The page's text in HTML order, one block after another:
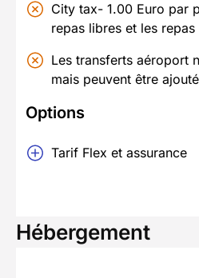
City tax- 1.00 Euro par
repas libres et les repas
Les transferts aéroport
mais peuvent être
Options
Tarif Flex et assurance
Hébergement